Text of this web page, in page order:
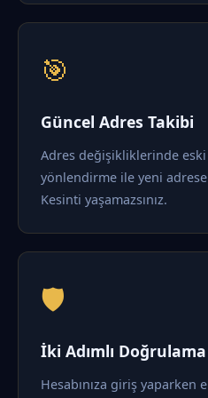
🎯
Güncel Adres Takibi
Adres değişikliklerinde eski
yönlendirme ile yeni
Kesinti yaşamazsınız.
🛡️
İki Adımlı Doğrulama
Hesabınıza giriş yaparken